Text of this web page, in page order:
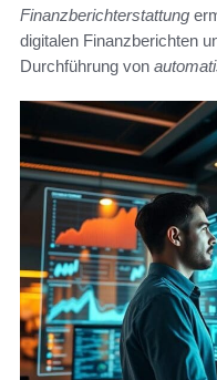
Finanzberichterstattung
digitalen Finanzberichten
Durchführung von